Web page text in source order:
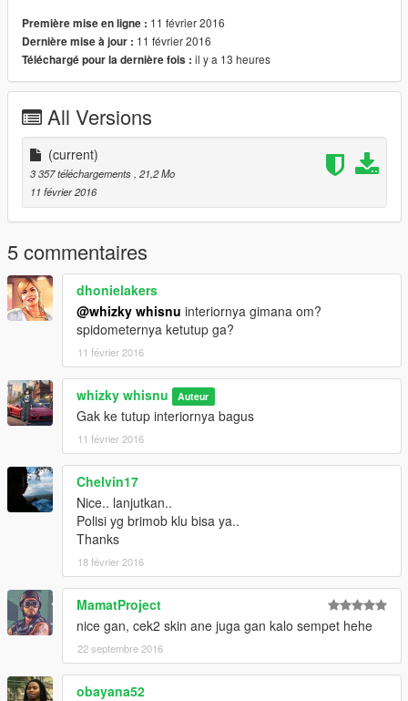
Première mise en ligne : 11 février 2016
Dernière mise à jour : 11 février 2016
Téléchargé pour la dernière fois : il y a 13 heures
All Versions
(current)
3 357 téléchargements , 21,2 Mo
11 février 2016
5 commentaires
dhonielakers
@whizky whisnu interiornya gimana om?
spidometernya ketutup ga?
11 février 2016
whizky whisnu Auteur
Gak ke tutup interiornya bagus
11 février 2016
Chelvin17
Nice.. lanjutkan..
Polisi yg brimob klu bisa ya..
Thanks
18 février 2016
MamatProject
nice gan, cek2 skin ane juga gan kalo sempet hehe
22 septembre 2016
obayana52